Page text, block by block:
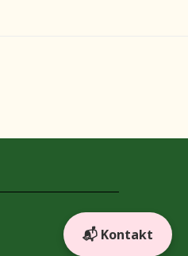
📬 Kontakt